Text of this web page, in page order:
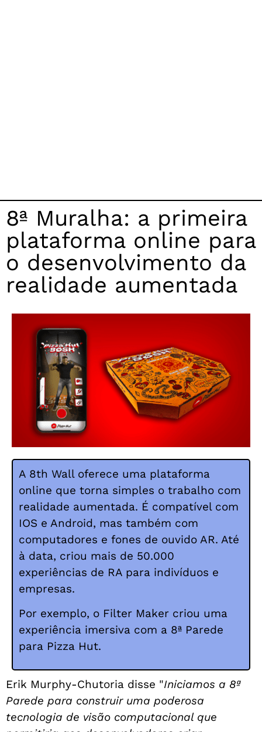
8ª Muralha: a primeira
plataforma online para
o desenvolvimento da
realidade aumentada
A 8th Wall oferece uma plataforma
online que torna simples o trabalho com
realidade aumentada. É compatível com
IOS e Android, mas também com
computadores e fones de ouvido AR. Até
à data, criou mais de 50.000
experiências de RA para indivíduos e
empresas.
Por exemplo, o Filter Maker criou uma
experiência imersiva com a 8ª Parede
para Pizza Hut.
Erik Murphy-Chutoria disse "Iniciamos a 8ª
Parede para construir uma poderosa
tecnologia de visão computacional que